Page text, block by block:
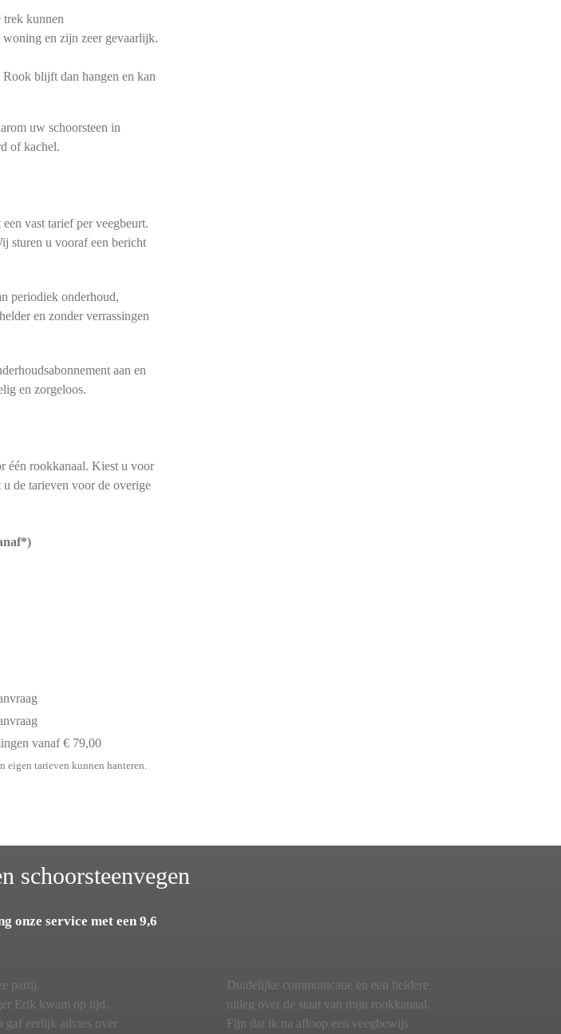
kunnen
woning en zijn zeer gevaarlijk.
blijft dan hangen en kan
uw schoorsteen in
of kachel.
vast tarief per veegbeurt.
sturen u vooraf een bericht
periodiek onderhoud,
en zonder verrassingen
aan en
en zorgeloos.
één rookkanaal. Kiest u voor
u de tarieven voor de overige
vanaf € 79,00
eigen tarieven kunnen hanteren.
schoorsteenvegen
onze service met een 9,6
partij.
Erik kwam op tijd,
gaf eerlijk advies over
Duidelijke communicatie en een heldere
uitleg over de staat van mijn rookkanaal.
Fijn dat ik na afloop een veegbewijs